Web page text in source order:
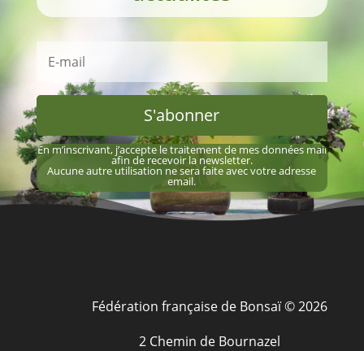
S'abonner
En m’inscrivant, j’accepte le traitement de mes données mail
afin de recevoir la newsletter.
Aucune autre utilisation ne sera faite avec votre adresse
email.
Fédération française de Bonsaï © 2026
2 Chemin de Bournazel